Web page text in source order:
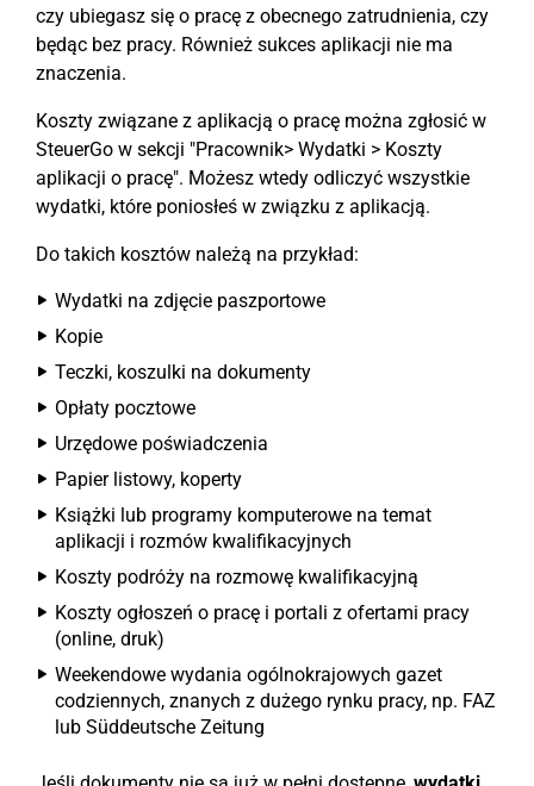
czy ubiegasz się o pracę z obecnego zatrudnienia, czy
będąc bez pracy. Również sukces aplikacji nie ma
znaczenia.
Koszty związane z aplikacją o pracę można zgłosić w
SteuerGo w sekcji "Pracownik> Wydatki > Koszty
aplikacji o pracę". Możesz wtedy odliczyć wszystkie
wydatki, które poniosłeś w związku z aplikacją.
Do takich kosztów należą na przykład:
Wydatki na zdjęcie paszportowe
Kopie
Teczki, koszulki na dokumenty
Opłaty pocztowe
Urzędowe poświadczenia
Papier listowy, koperty
Książki lub programy komputerowe na temat
aplikacji i rozmów kwalifikacyjnych
Koszty podróży na rozmowę kwalifikacyjną
Koszty ogłoszeń o pracę i portali z ofertami pracy
(online, druk)
Weekendowe wydania ogólnokrajowych gazet
codziennych, znanych z dużego rynku pracy, np. FAZ
lub Süddeutsche Zeitung